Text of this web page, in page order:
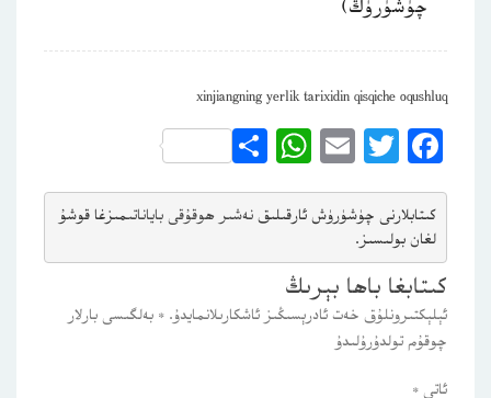
چۈشۈرۈڭ)
xinjiangning yerlik tarixidin qisqiche oqushluq
Facebook
Twitter
Email
WhatsApp
Share
كىتابلارنى چۈشۈرۈش ئارقىلىق نەشىر ھوقۇقى باياناتىمىزغا قوشۇ
لغان بولىسىز.
كىتابغا باھا بېرىڭ
ئېلېكتىرونلۇق خەت ئادرېسىڭىز ئاشكارىلانمايدۇ. * بەلگىسى بارلار
چوقۇم تولدۇرۇلىدۇ
ئاتى *